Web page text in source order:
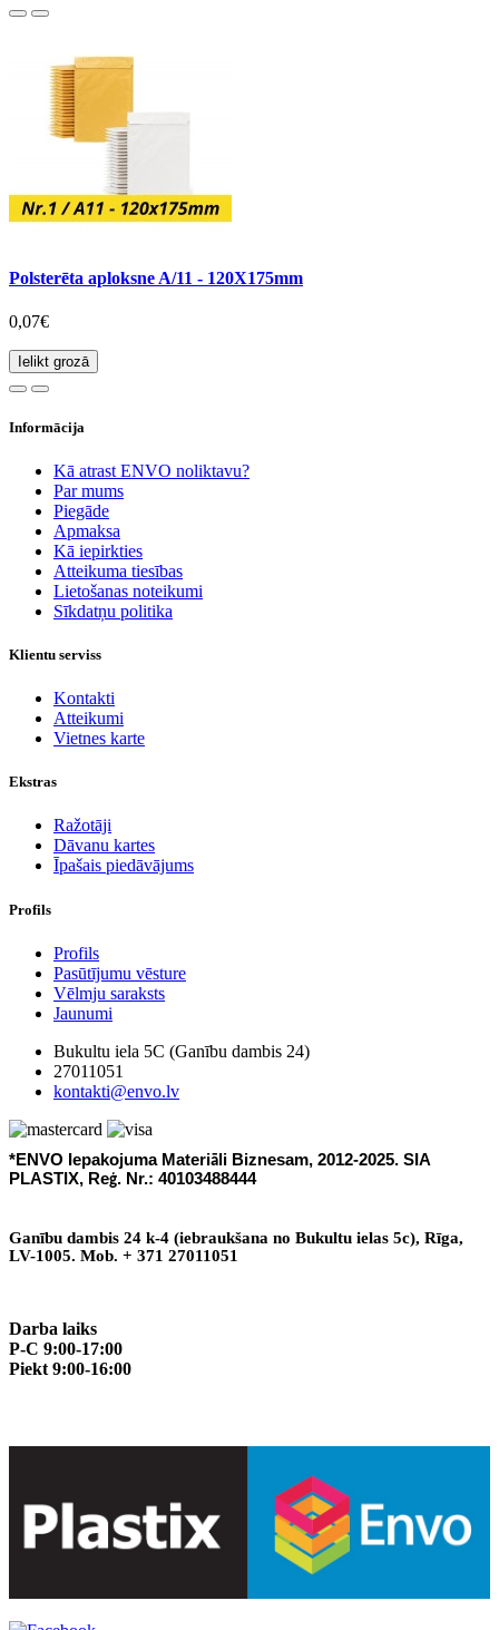
Polsterēta aploksne A/11 - 120X175mm
0,07€
Ielikt grozā
Informācija
Kā atrast ENVO noliktavu?
Par mums
Piegāde
Apmaksa
Kā iepirkties
Atteikuma tiesības
Lietošanas noteikumi
Sīkdatņu politika
Klientu serviss
Kontakti
Atteikumi
Vietnes karte
Ekstras
Ražotāji
Dāvanu kartes
Īpašais piedāvājums
Profils
Profils
Pasūtījumu vēsture
Vēlmju saraksts
Jaunumi
Bukultu iela 5C (Ganību dambis 24)
27011051
kontakti@envo.lv
*ENVO Iepakojuma Materiā li Biznesam, 2012-2025. SIA
PLASTIX, Reģ. Nr.: 40103488444
Ganību dambis 24 k-4 (iebraukšana no Bukultu ielas 5c), Rīga,
LV-1005. Mob. + 371 27011051
Darba laiks
P-C 9:00-17:00
Piekt 9:00-16:00